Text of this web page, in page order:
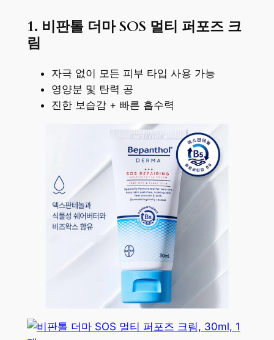
1. 비판톨 더마 SOS 멀티 퍼포즈 크
림
자극 없이 모든 피부 타입 사용 가능
영양분 및 탄력 공
진한 보습감 + 빠른 흡수력